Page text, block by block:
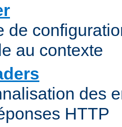
de
au contexte
des
HTTP